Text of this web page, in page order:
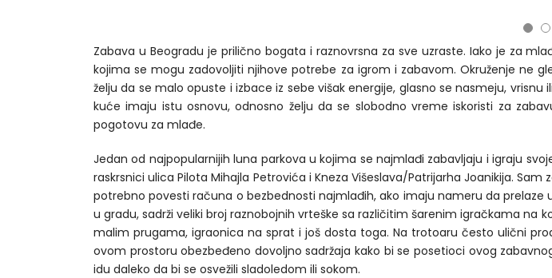
Zabava u Beogradu je prilično bogata i raznovrsna za sve uzraste. Iako je za
kojima se mogu zadovoljiti njihove potrebe za igrom i zabavom. Okruženje ne
želju da se malo opuste i izbace iz sebe višak energije, glasno se nasmeju,
kuće imaju istu osnovu, odnosno želju da se slobodno vreme iskoristi za
pogotovu za mlađe.
Jedan od najpopularnijih luna parkova u kojima se najmlađi zabavljaju i igraju
raskrsnici ulica Pilota Mihajla Petrovića i Kneza Višeslava/Patrijarha Joanikija.
potrebno povesti računa o bezbednosti najmlađih, ako imaju nameru da
u gradu, sadrži veliki broj raznobojnih vrteške sa različitim šarenim igračkama
malim prugama, igraonica na sprat i još dosta toga. Na trotoaru često ulični
ovom prostoru obezbeđeno dovoljno sadržaja kako bi se posetioci ovog
idu daleko da bi se osvežili sladoledom ili sokom.